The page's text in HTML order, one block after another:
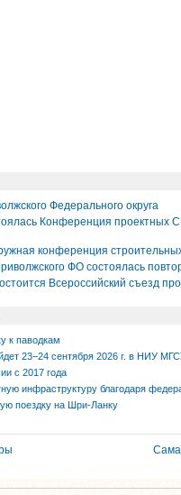
Федерального округа
Конференция проектных
конференция
ФО состоялась
Всероссийский съезд
к паводкам
23−24 сентября 2026 г. в НИУ
с 2017 года
инфраструктуру благодаря
поездку на Шри-Ланку